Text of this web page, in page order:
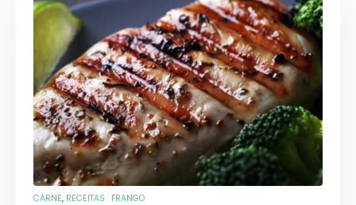
CARNE, RECEITAS FRANGO